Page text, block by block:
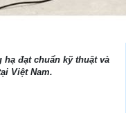
hạ đạt chuẩn kỹ thuật và
Việt Nam.